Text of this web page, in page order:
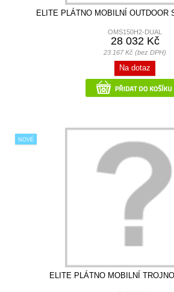
ELITE PLÁTNO MOBILNÍ OUTDOOR
OMS150H2-DUAL
28 032 Kč
23 167 Kč (bez DPH)
Na dotaz
NOVÉ
ELITE PLÁTNO MOBILNÍ